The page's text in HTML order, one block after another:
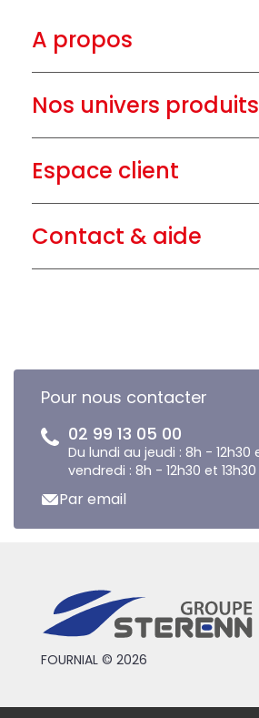
A propos
Nos univers produits
Espace client
Contact & aide
Pour nous contacter
02 99 13 05 00
Du lundi au jeudi : 8h - 12h30
vendredi : 8h - 12h30 et 13h30
Par email
FOURNIAL © 2026